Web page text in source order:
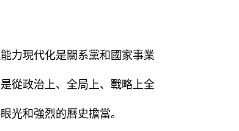
力現代化是關系黨和國家事業
從政治上、全局上、戰略上全
光和強烈的曆史擔當。